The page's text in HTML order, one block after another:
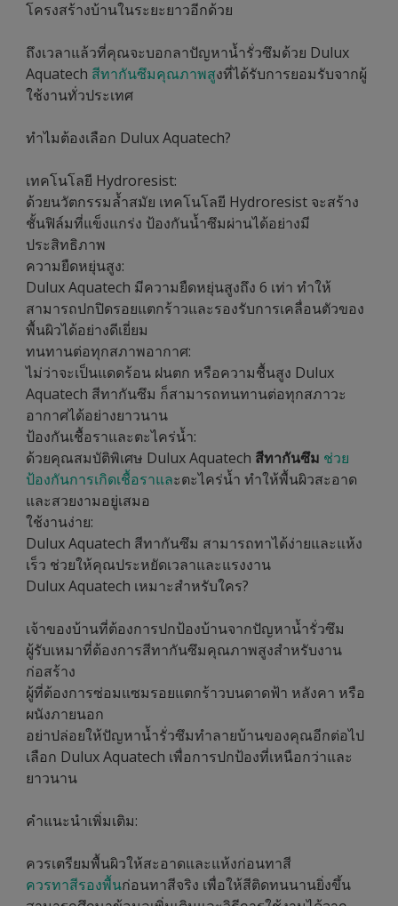
โครงสร้างบ้านในระยะยาวอีกด้วย
ถึงเวลาแล้วที่คุณจะบอกลาปัญหาน้ำรั่วซึมด้วย Dulux
Aquatech สีทากันซึมคุณภาพสูงที่ได้รับการยอมรับจากผู้
ใช้งานทั่วประเทศ
ทำไมต้องเลือก Dulux Aquatech?
เทคโนโลยี Hydroresist:
ด้วยนวัตกรรมล้ำสมัย เทคโนโลยี Hydroresist จะสร้าง
ชั้นฟิล์มที่แข็งแกร่ง ป้องกันน้ำซึมผ่านได้อย่างมี
ประสิทธิภาพ
ความยืดหยุ่นสูง:
Dulux Aquatech มีความยืดหยุ่นสูงถึง 6 เท่า ทำให้
สามารถปกปิดรอยแตกร้าวและรองรับการเคลื่อนตัวของ
พื้นผิวได้อย่างดีเยี่ยม
ทนทานต่อทุกสภาพอากาศ:
ไม่ว่าจะเป็นแดดร้อน ฝนตก หรือความชื้นสูง Dulux
Aquatech สีทากันซึม ก็สามารถทนทานต่อทุกสภาวะ
อากาศได้อย่างยาวนาน
ป้องกันเชื้อราและตะไคร่น้ำ:
ด้วยคุณสมบัติพิเศษ Dulux Aquatech สีทากันซึม ช่วย
ป้องกันการเกิดเชื้อราและตะไคร่น้ำ ทำให้พื้นผิวสะอาด
และสวยงามอยู่เสมอ
ใช้งานง่าย:
Dulux Aquatech สีทากันซึม สามารถทาได้ง่ายและแห้ง
เร็ว ช่วยให้คุณประหยัดเวลาและแรงงาน
Dulux Aquatech เหมาะสำหรับใคร?
เจ้าของบ้านที่ต้องการปกป้องบ้านจากปัญหาน้ำรั่วซึม
ผู้รับเหมาที่ต้องการสีทากันซึมคุณภาพสูงสำหรับงาน
ก่อสร้าง
ผู้ที่ต้องการซ่อมแซมรอยแตกร้าวบนดาดฟ้า หลังคา หรือ
ผนังภายนอก
อย่าปล่อยให้ปัญหาน้ำรั่วซึมทำลายบ้านของคุณอีกต่อไป
เลือก Dulux Aquatech เพื่อการปกป้องที่เหนือกว่าและ
ยาวนาน
คำแนะนำเพิ่มเติม:
ควรเตรียมพื้นผิวให้สะอาดและแห้งก่อนทาสี
ควรทาสีรองพื้นก่อนทาสีจริง เพื่อให้สีติดทนนานยิ่งขึ้น